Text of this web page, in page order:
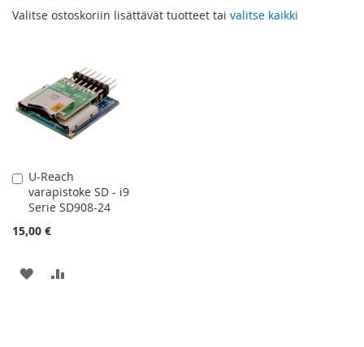
Valitse ostoskoriin lisättävät tuotteet tai valitse kaikki
U-Reach
varapistoke SD - i9
Serie SD908-24
15,00 €
Lisää
ostoskoriin
LISÄÄ